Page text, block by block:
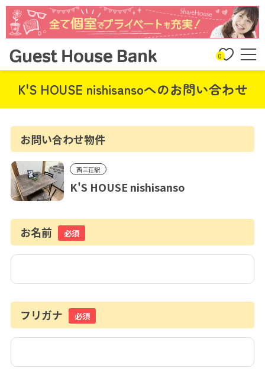
0
K'S HOUSE nishisansoへのお問い合わせ
お問い合わせ物件
西三荘駅
K'S HOUSE nishisanso
お名前 必須
フリガナ 必須